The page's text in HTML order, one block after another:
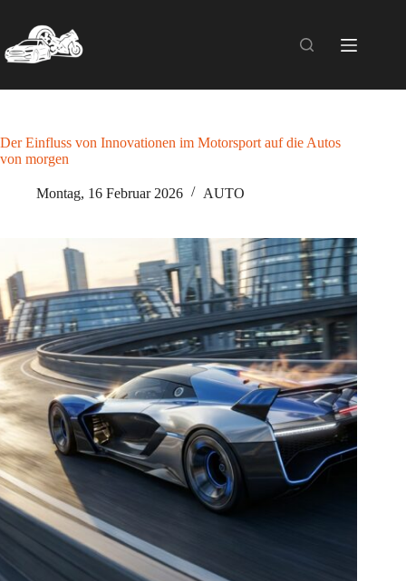
springen
Der Einfluss von Innovationen im Motorsport auf die Autos
von morgen
Montag, 16 Februar 2026 AUTO